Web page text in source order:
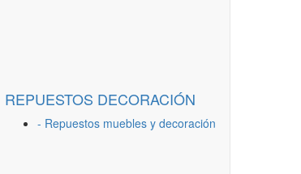
REPUESTOS DECORACIÓN
- Repuestos muebles y decoración